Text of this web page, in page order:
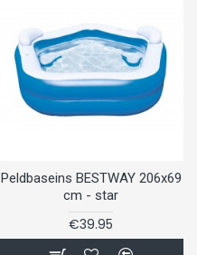
Peldbaseins BESTWAY 206x69
cm - star
€39.95